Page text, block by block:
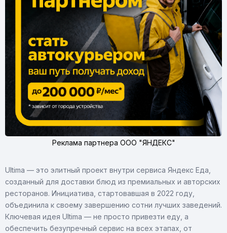
Реклама партнера ООО "ЯНДЕКС"
Ultima — это элитный проект внутри сервиса Яндекс Еда,
созданный для доставки блюд из премиальных и авторских
ресторанов. Инициатива, стартовавшая в 2022 году,
объединила к своему завершению сотни лучших заведений.
Ключевая идея Ultima — не просто привезти еду, а
обеспечить безупречный сервис на всех этапах, от